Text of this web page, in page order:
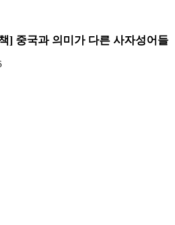
] 중국과 의미가 다른 사자성어들